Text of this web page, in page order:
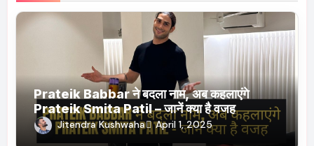
Prateik Babbar ने बदला नाम, अब कहलाएंगे
Prateik Smita Patil – जानें क्या है वजह
Jitendra Kushwaha April 1, 2025